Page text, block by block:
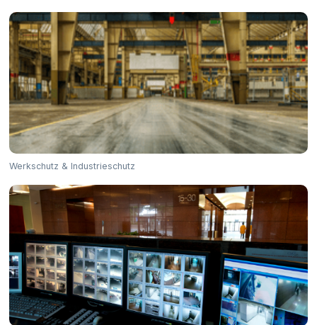
Werkschutz & Industrieschutz